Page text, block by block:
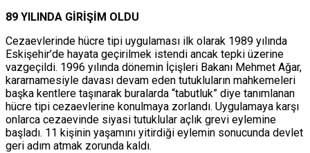
89 YILINDA GİRİŞİM OLDU
Cezaevlerinde hücre tipi uygulaması ilk olarak 1989 yılında
Eskişehir’de hayata geçirilmek istendi ancak tepki üzerine
vazgeçildi. 1996 yılında dönemin İçişleri Bakanı Mehmet Ağar,
kararnamesiyle davası devam eden tutukluların mahkemeleri
başka kentlere taşınarak buralarda “tabutluk” diye tanımlanan
hücre tipi cezaevlerine konulmaya zorlandı. Uygulamaya karşı
onlarca cezaevinde siyasi tutuklular açlık grevi eylemine
başladı. 11 kişinin yaşamını yitirdiği eylemin sonucunda devlet
geri adım atmak zorunda kaldı.